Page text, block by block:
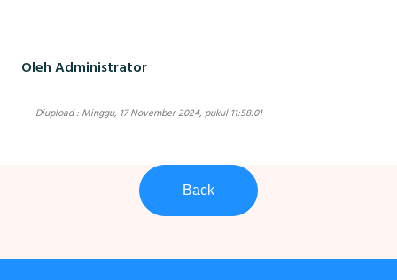
Oleh Administrator
Diupload : Minggu, 17 November 2024, pukul 11:58:01
Back